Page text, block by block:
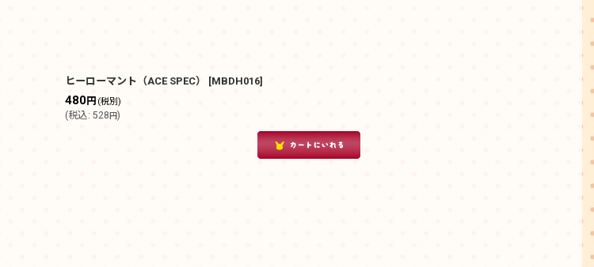
ヒーローマント（ACE SPEC） [MBDH016]
480円 (税別)
(税込: 528円)